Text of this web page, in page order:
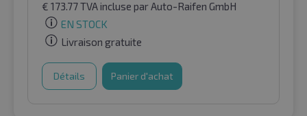
€ 173.77TVA incluse par Auto-Raifen GmbH
EN STOCK
Livraison gratuite
Détails Panier d'achat